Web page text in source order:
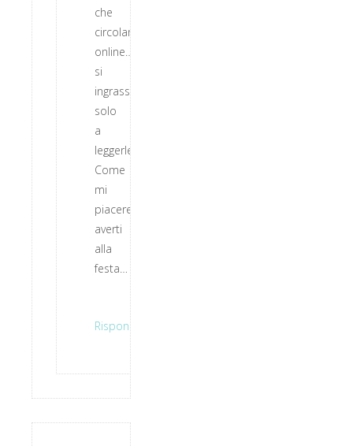
che
circolano
online…
si
ingrassa
solo
a
leggerle!!!
Come
mi
piacerebbe
averti
alla
festa…
Rispondi